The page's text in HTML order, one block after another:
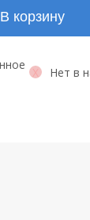
В корзину